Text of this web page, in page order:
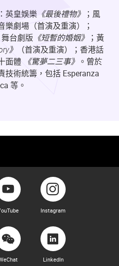
英皇娛樂 《最後禮物》
；風
樂劇場（首演及重演）；
舞台劇版 《短暫的婚姻》
；黃
》
（首演及重演）；香港話
面體 《驚夢二三事》 。曾於
技術統籌，包括 Esperanza
等。
Instagram
LinkedIn